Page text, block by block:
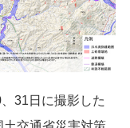
31日に撮影した